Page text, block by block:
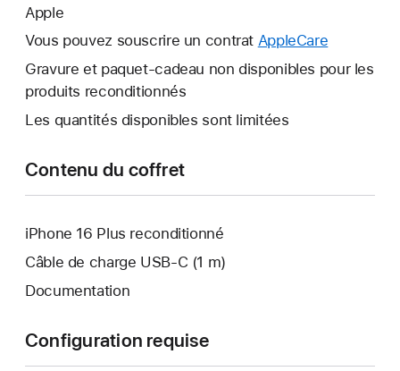
fenêtre
Apple
Vous pouvez souscrire un contrat AppleCare
nouvelle
Gravure et paquet-cadeau non disponibles pour les
produits reconditionnés
Les quantités disponibles sont limitées
Contenu du coffret
iPhone 16 Plus reconditionné
Câble de charge USB‑C (1 m)
Documentation
Configuration requise